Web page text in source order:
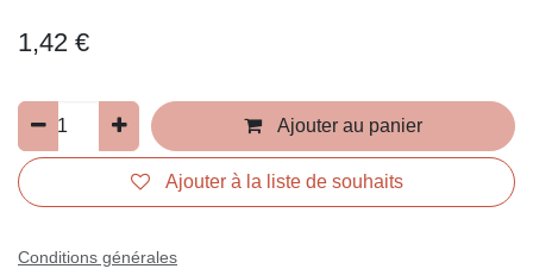
1,42 €
Ajouter au panier
Ajouter à la liste de souhaits
Conditions générales